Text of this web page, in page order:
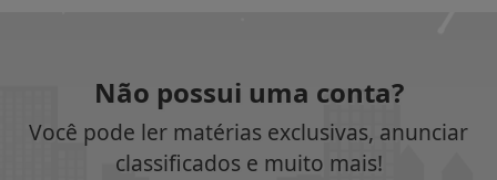
Não possui uma conta?
Você pode ler matérias exclusivas, anunciar
classificados e muito mais!